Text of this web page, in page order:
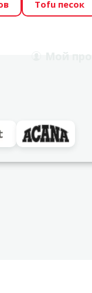
овые корма! 🍖
звездой
Tofu песок